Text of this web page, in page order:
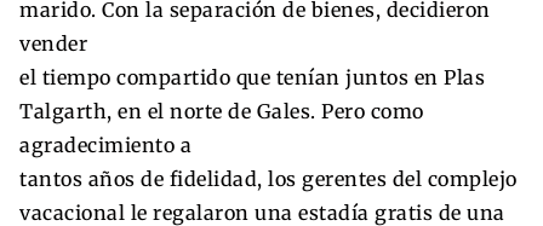
marido. Con la separación de bienes, decidieron
vender
el tiempo compartido que tenían juntos en Plas
Talgarth, en el norte de Gales. Pero como
agradecimiento a
tantos años de fidelidad, los gerentes del complejo
vacacional le regalaron una estadía gratis de una